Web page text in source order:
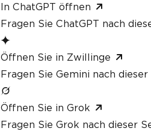
In ChatGPT öffnen
Fragen Sie ChatGPT nach
Öffnen Sie in Zwillinge
Fragen Sie Gemini nach
Öffnen Sie in Grok
Fragen Sie Grok nach dieser